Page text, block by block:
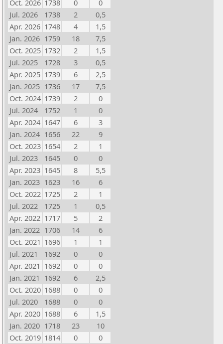
Oct. 2026 1738 0
0
Jul. 2026
1738 2
0,5
Apr. 2026 1748 4
1,5
Jan. 2026 1759 18
7,5
Oct. 2025 1732 2
1,5
Jul. 2025
1728 3
0,5
Apr. 2025 1739 6
2,5
Jan. 2025 1736 17
7,5
Oct. 2024 1739 2
0
Jul. 2024
1752 1
0
Apr. 2024 1647 6
3
Jan. 2024 1656 22
9
Oct. 2023 1654 2
1
Jul. 2023
1645 0
0
Apr. 2023 1645 8
5,5
Jan. 2023 1623 16
6
Oct. 2022 1725 2
1
Jul. 2022
1725 1
0,5
Apr. 2022 1717 5
2
Jan. 2022 1706 14
6
Oct. 2021 1696 1
1
Jul. 2021
1692 0
0
Apr. 2021 1692 0
0
Jan. 2021 1692 6
2,5
Oct. 2020 1688 0
0
Jul. 2020
1688 0
0
Apr. 2020 1688 6
1,5
Jan. 2020 1718 23
10
Oct. 2019 1814 0
0